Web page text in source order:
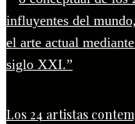
Los 24 artistas